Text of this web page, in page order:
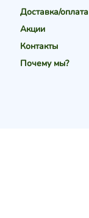
Доставка/оплата
Акции
Контакты
Почему мы?